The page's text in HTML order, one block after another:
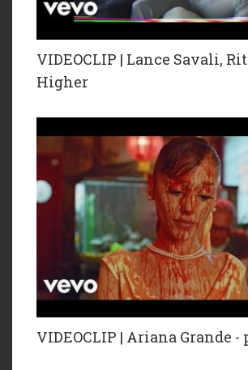
VIDEOCLIP | Lance Savali,
Higher
VIDEOCLIP | Ariana Grande -